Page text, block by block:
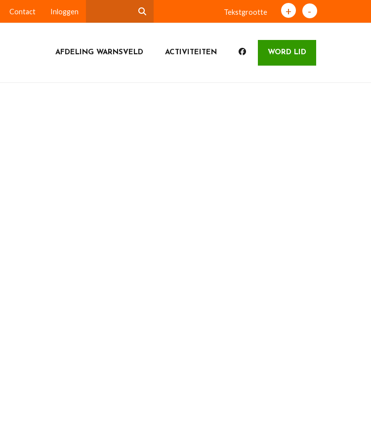
Contact Inloggen Tekstgrootte + -
AFDELING WARNSVELD ACTIVITEITEN WORD LID